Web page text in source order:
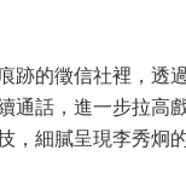
跡的徵信社裡，透
通話，進一步拉高
，細膩呈現李秀炯